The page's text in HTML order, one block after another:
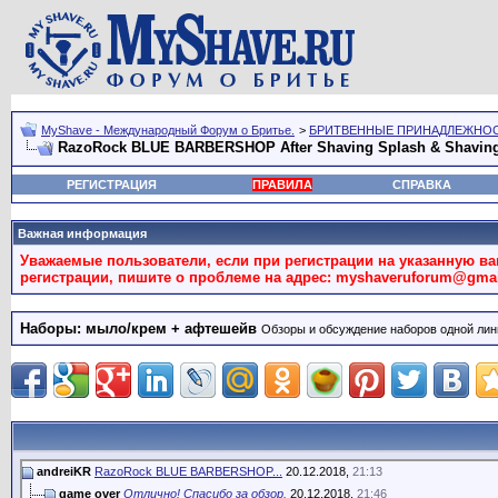
MyShave - Международный Форум о Бритье. > БРИТВЕННЫЕ
RazoRock BLUE BARBERSHOP After Shaving Splash &
РЕГИСТРАЦИЯ ПРАВИЛА СПРАВКА
Важная информация
Уважаемые пользователи, если при регистрации на указанную
регистрации, пишите о проблеме на адрес:
Наборы: мыло/крем + афтешейв Обзоры и обсуждение наборов одной
andreiKR RazoRock BLUE BARBERSHOP... 20.12.2018, 21:13
game over Отлично! Спасибо за обзор. 20.12.2018, 21:46